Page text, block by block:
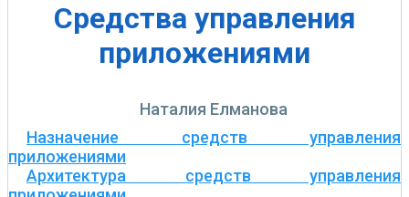
Средства управления
приложениями
Наталия Елманова
Назначение средств управления
приложениями
Архитектура средств управления